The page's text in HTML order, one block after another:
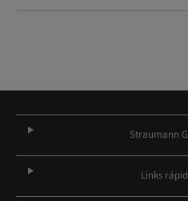
Straumann
Links